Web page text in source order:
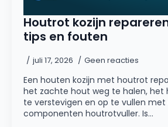
Houtrot kozijn
tips en fouten
juli 17, 2026 Geen reacties
Een houten kozijn met houtrot
het zachte hout weg te halen, het
te verstevigen en op te vullen met
componenten houtrotvuller. Is…